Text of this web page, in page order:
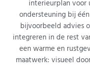
interieurplan voor
ondersteuning bij
bijvoorbeeld advies
integreren in de rest
een warme en
maatwerk: visueel